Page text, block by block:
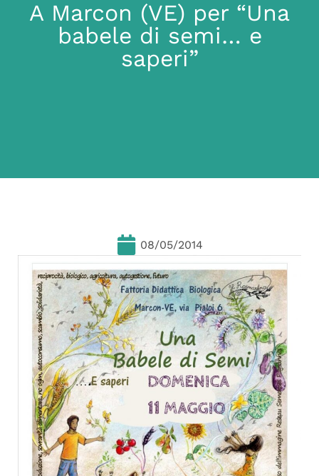
A Marcon (VE) per “Una
babele di semi… e
saperi”
08/05/2014